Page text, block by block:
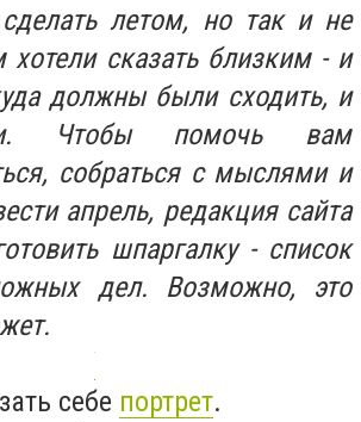
летом, но так и не
хотели сказать близким - и
должны были сходить, и
Чтобы помочь вам
собраться с мыслями и
апрель, редакция сайта
шпаргалку - список
дел. Возможно, это
себе портрет.